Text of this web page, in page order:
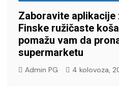
Zaboravite aplikacije
Finske ružičaste
pomažu vam da
supermarketu
Admin PG 4 kolovoza,